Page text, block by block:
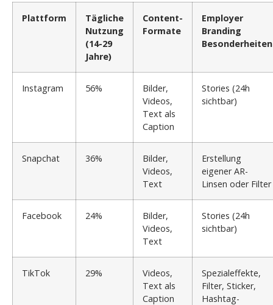
Plattform
Tägliche
Nutzung
(14-29
Jahre)
Content-
Formate
Employer
Branding
Besonderheiten
Instagram 56%
Bilder,
Videos,
Text als
Caption
Stories (24h
sichtbar)
Snapchat 36%
Bilder,
Videos,
Text
Erstellung
eigener AR-
Linsen oder Filter
Facebook 24%
Bilder,
Videos,
Text
Stories (24h
sichtbar)
TikTok 29%
Videos,
Text als
Caption
Spezialeffekte,
Filter, Sticker,
Hashtag-